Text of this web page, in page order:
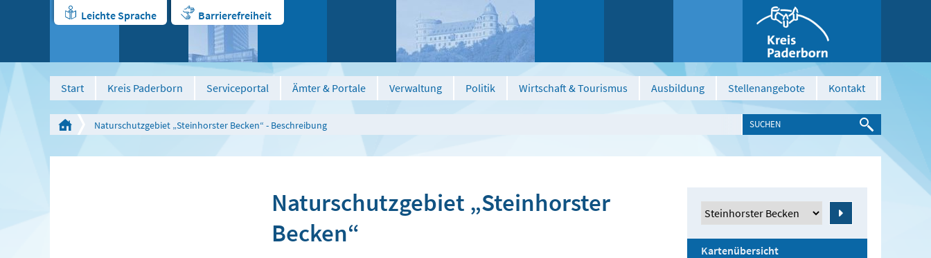
Leichte Sprache Barrierefreiheit
Start Kreis Paderborn Serviceportal Ämter & Portale Verwaltung Politik Wirtschaft & Tourismus Ausbildung Stellenangebote Kontakt
Naturschutzgebiet „Steinhorster Becken“ - Beschreibung
Naturschutzgebiet „Steinhorster
Becken“
Kartenübersicht